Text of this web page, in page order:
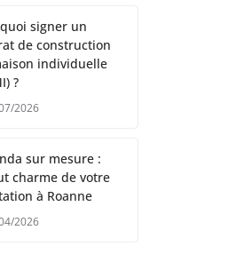
signer un
de construction
individuelle
?
2026
sur mesure :
charme de votre
à Roanne
2026